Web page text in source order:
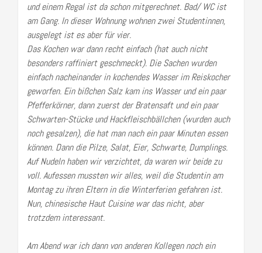
und einem Regal ist da schon mitgerechnet. Bad/ WC ist
am Gang. In dieser Wohnung wohnen zwei Studentinnen,
ausgelegt ist es aber für vier.
Das Kochen war dann recht einfach (hat auch nicht
besonders raffiniert geschmeckt). Die Sachen wurden
einfach nacheinander in kochendes Wasser im Reiskocher
geworfen. Ein bißchen Salz kam ins Wasser und ein paar
Pfefferkörner, dann zuerst der Bratensaft und ein paar
Schwarten-Stücke und Hackfleischbällchen (wurden auch
noch gesalzen), die hat man nach ein paar Minuten essen
können. Dann die Pilze, Salat, Eier, Schwarte, Dumplings.
Auf Nudeln haben wir verzichtet, da waren wir beide zu
voll. Aufessen mussten wir alles, weil die Studentin am
Montag zu ihren Eltern in die Winterferien gefahren ist.
Nun, chinesische Haut Cuisine war das nicht, aber
trotzdem interessant.
Am Abend war ich dann von anderen Kollegen noch ein